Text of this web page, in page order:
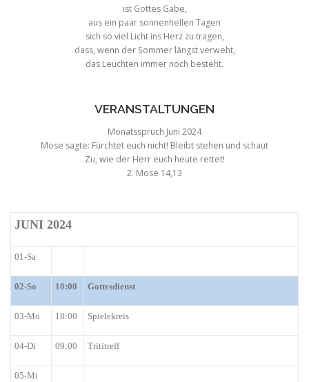
ist Gottes Gabe,
aus ein paar sonnenhellen Tagen
sich so viel Licht ins Herz zu tragen,
dass, wenn der Sommer längst verweht,
das Leuchten immer noch besteht.
VERANSTALTUNGEN
Monatsspruch Juni 2024
Mose sagte: Fürchtet euch nicht! Bleibt stehen und schaut
Zu, wie der Herr euch heute rettet!
2. Mose 14,13
JUNI 2024
01-Sa
02-So 10:00 Gottesdienst
03-Mo 18:00 Spielekreis
04-Di 09:00 Trititreff
05-Mi